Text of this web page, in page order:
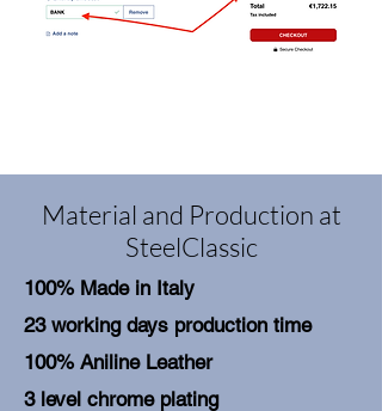
Material and Production at
SteelClassic
100% Made in Italy
23 working days production time
100% Aniline Leather
3 level chrome plating